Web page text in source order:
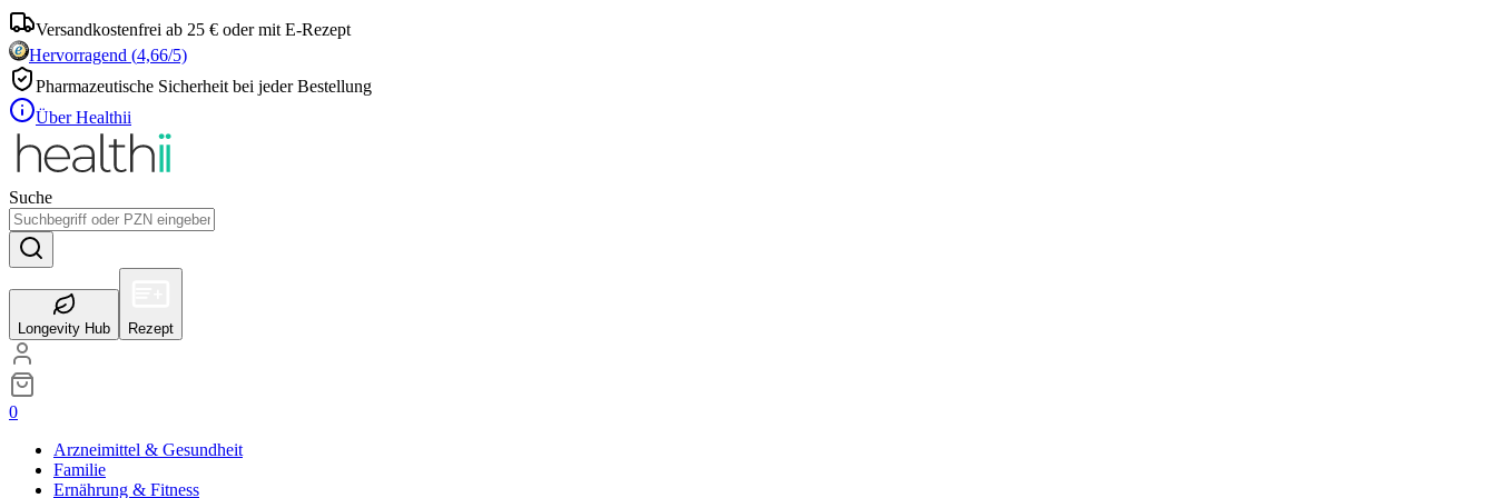
Versandkostenfrei ab 25 € oder mit E-Rezept
Hervorragend (4,66/5)
Pharmazeutische Sicherheit bei jeder Bestellung
Über Healthii
Suche
Longevity Hub Rezept
0
Arzneimittel & Gesundheit
Familie
Ernährung & Fitness